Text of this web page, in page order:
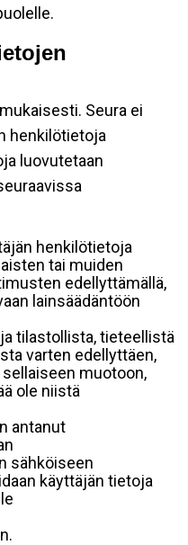
Seura ei
henkilötietoja
luovutetaan
henkilötietoja
tai muiden
edellyttämällä,
lainsäädäntöön
tilastollista, tieteellistä
varten edellyttäen,
muotoon,
ole niistä
antanut
sähköiseen
käyttäjän tietoja